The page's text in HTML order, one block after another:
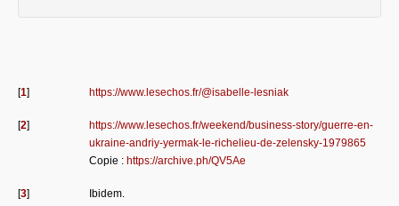
[1] https://www.lesechos.fr/@isabelle-lesniak
[2]
https://www.lesechos.fr/weekend/business-story/guerre-en-
ukraine-andriy-yermak-le-richelieu-de-zelensky-1979865
Copie : https://archive.ph/QV5Ae
[3] Ibidem.